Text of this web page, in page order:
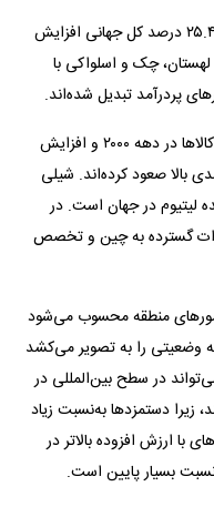
از سال ۲۰۰۰، این سهم به‌طور قابل‌توجهی از ۲۵.۴ درصد کل جهانی افزایش
چک و اسلواکی با
پردرآمد تبدیل شده‌اند.
در همین حال شیلی و اروگوئه به‌دلیل رونق کالا‌ها در دهه ۲۰۰۰ و افزایش
بالا صعود کرده‌اند. شیلی
لیتیوم در جهان است. در
گسترده به چین و تخصص
کشور‌های منطقه محسوب می‌شود
وضعیتی را به تصویر می‌کشد
در سطح بین‌المللی در
زیرا دستمزد‌ها به‌نسبت زیاد
با ارزش افزوده بالاتر در
بسیار پایین است.